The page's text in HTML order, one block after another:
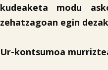
kudeaketa modu
zehatzagoan egin
Ur-kontsumoa